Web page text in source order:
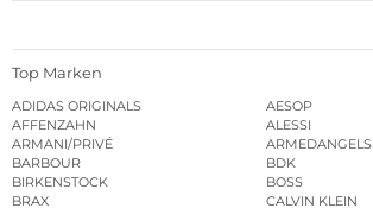
Top Marken
ADIDAS ORIGINALS
AESOP
AFFENZAHN
ALESSI
ARMANI/PRIVÉ
ARMEDANGELS
BARBOUR
BDK
BIRKENSTOCK
BOSS
BRAX
CALVIN KLEIN